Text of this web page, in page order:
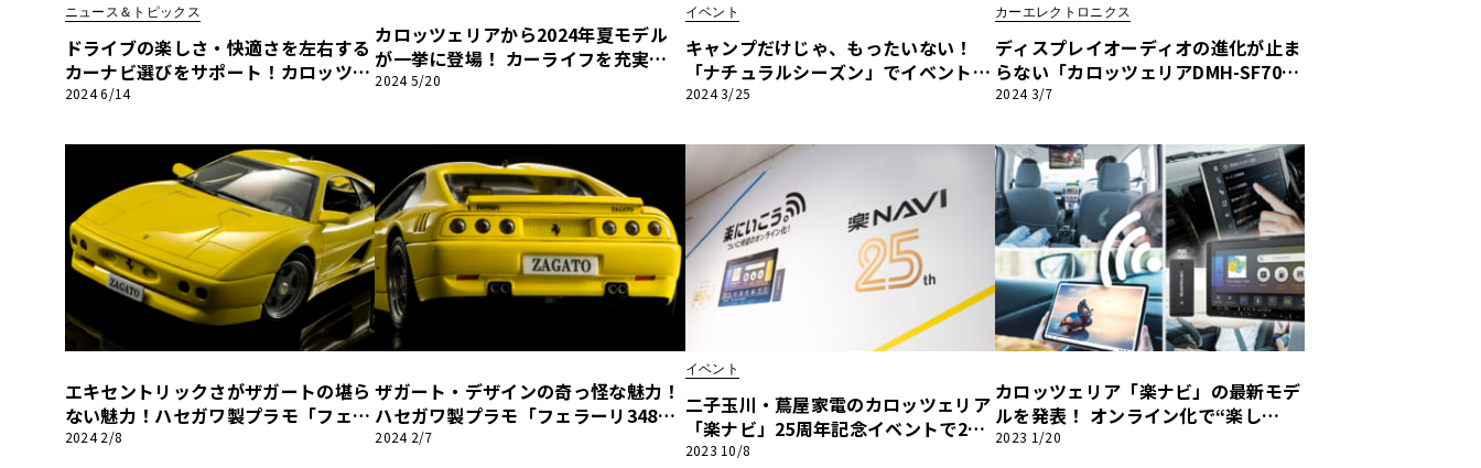
ニュース＆トピックス
ドライブの楽しさ・快適さを左右する
カーナビ選びをサポート！カロッツェ
リア特設サイト「カーナビも、選ぼ
2024 6/14
カロッツェリアから2024年夏モデル
が一挙に登場！ カーライフを充実さ
せる注目のアイテムを見逃すな！
2024 5/20
イベント
キャンプだけじゃ、もったいない！
「ナチュラルシーズン」でイベント出
店計画【Daytona × ファーマーズ＆
2024 3/25
カーエレクトロニクス
ディスプレイオーディオの進化が止ま
らない「カロッツェリアDMH-SF70
0」はエンタメと使い勝手の良さを両
2024 3/7
エキセントリックさがザガートの堪ら
ない魅力！ハセガワ製プラモ「フェラ
ーリ348」を「エラボラツィオーネ」
2024 2/8
ザガート・デザインの奇っ怪な魅力！
ハセガワ製プラモ「フェラーリ348」
を「エラボラツィオーネ」に仕立て
2024 2/7
イベント
二子玉川・蔦屋家電のカロッツェリア
「楽ナビ」25周年記念イベントで202
3冬の新製品を一挙公開
2023 10/8
カロッツェリア「楽ナビ」の最新モデ
ルを発表！ オンライン化で“楽し
さ”と“使いやすさ”が大幅アップ！
2023 1/20